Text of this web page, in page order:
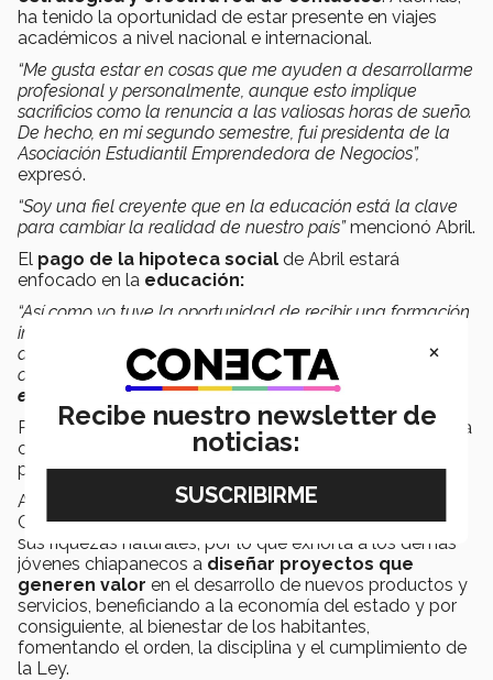
ha tenido la oportunidad de estar presente en viajes
académicos a nivel nacional e internacional.
“Me gusta estar en cosas que me ayuden a desarrollarme
profesional y personalmente, aunque esto implique
sacrificios como la renuncia a las valiosas horas de sueño.
De hecho, en mi segundo semestre, fui presidenta de la
Asociación Estudiantil Emprendedora de Negocios”,
expresó.
“Soy una fiel creyente que en la educación está la clave
para cambiar la realidad de nuestro país”mencionó Abril.
El pago de la hipoteca social de Abril estará
enfocado en la educación:
“Así como yo tuve la oportunidad de recibir una formación
integral en el Tec, deseo que más jóvenes puedan tener
acceso a una, por lo que planeo crear una fundación
orientada a brindarapoyo a estudiantes
educación gratuita y de calidad”.
Por lo anterior, la alumna desea compartir su experiencia
con otros jóvenes, para motivarlos a seguir
preparándose de manera integral.
Abril es una orgullosa chiapaneca consciente de que
Chiapas tiene un alto potencial de desarrollo debido a
sus riquezas naturales, por lo que exhorta a los demás
jóvenes chiapanecos a diseñar proyectos que
generen valor en el desarrollo de nuevos productos y
servicios, beneficiando a la economía del estado y por
consiguiente, al bienestar de los habitantes,
fomentando el orden, la disciplina y el cumplimiento de
la Ley.
×
Recibe nuestro newsletter de
noticias: